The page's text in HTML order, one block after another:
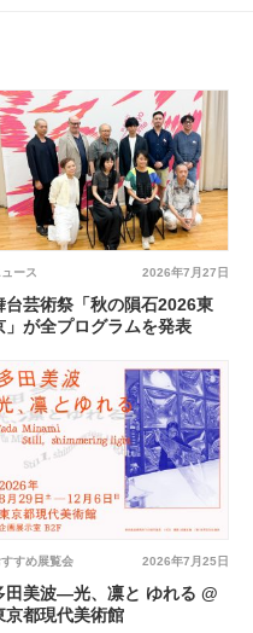
2026年7月27日
ュース
台芸術祭「秋の隕石2026東
」が全プログラムを発表
2026年7月25日
すすめ展覧会
田美波―光、凛と ゆれる @
京都現代美術館